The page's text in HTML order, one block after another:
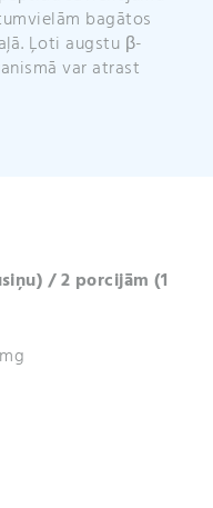
bagātos
Ļoti augstu β-
var atrast
/ 2 porcijām (1